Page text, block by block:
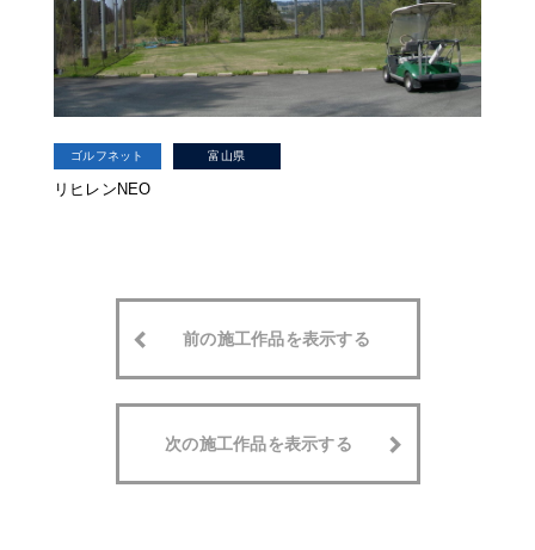
ゴルフネット 富山県
リヒレンNEO
前の施工作品を表示する
次の施工作品を表示する